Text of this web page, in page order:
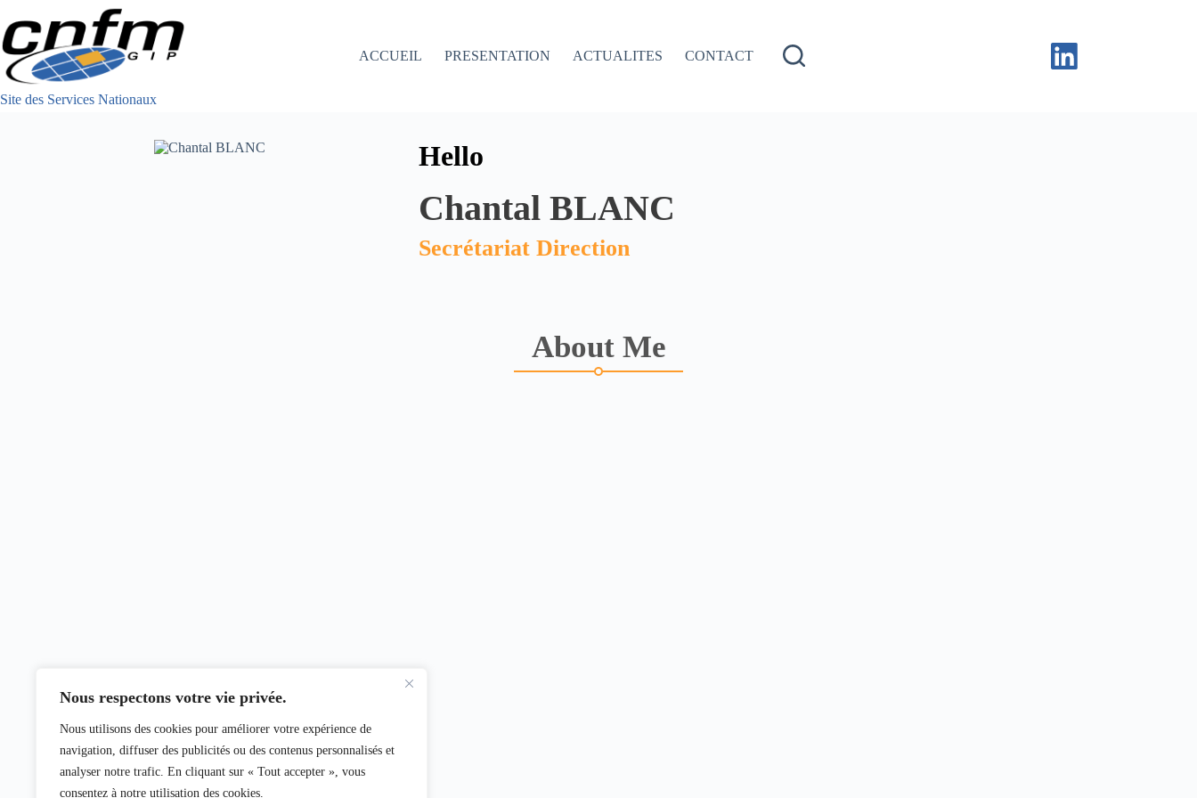
Nous respectons votre vie privée.
Nous utilisons des cookies pour améliorer votre expérience de
navigation, diffuser des publicités ou des contenus personnalisés et
analyser notre trafic. En cliquant sur « Tout accepter », vous
consentez à notre utilisation des cookies.
au
contenu
Site des Services Nationaux
ACCUEIL PRESENTATION ACTUALITES CONTACT
Hello
Chantal BLANC
Secrétariat Direction
About Me